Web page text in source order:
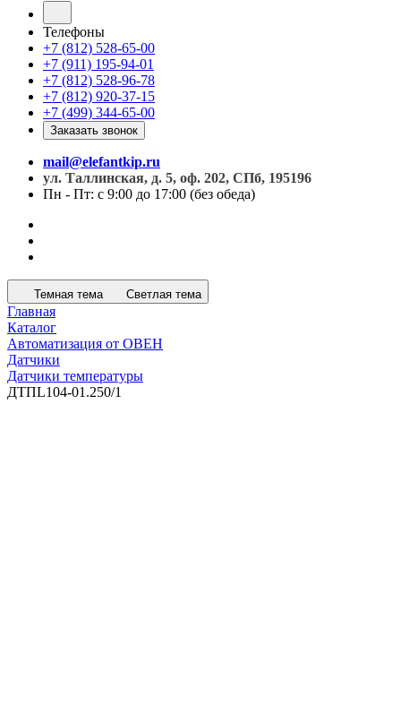
Телефоны
+7 (812) 528-65-00
+7 (911) 195-94-01
+7 (812) 528-96-78
+7 (812) 920-37-15
+7 (499) 344-65-00
Заказать звонок
mail@elefantkip.ru
ул. Таллинская, д. 5, оф. 202, СПб, 195196
Пн - Пт: с 9:00 до 17:00 (без обеда)
Темная тема Светлая тема
Главная
Каталог
Автоматизация от ОВЕН
Датчики
Датчики температуры
ДТПL104-01.250/1